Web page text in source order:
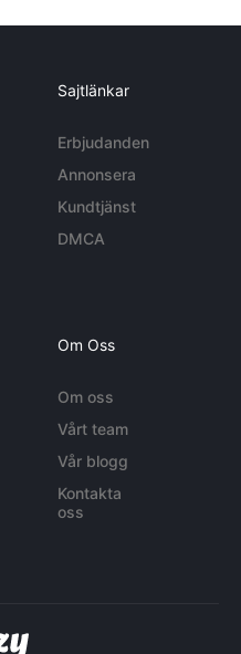
Sajtlänkar
Erbjudanden
Annonsera
Kundtjänst
DMCA
Om Oss
Om oss
Vårt team
Vår blogg
Kontakta
oss